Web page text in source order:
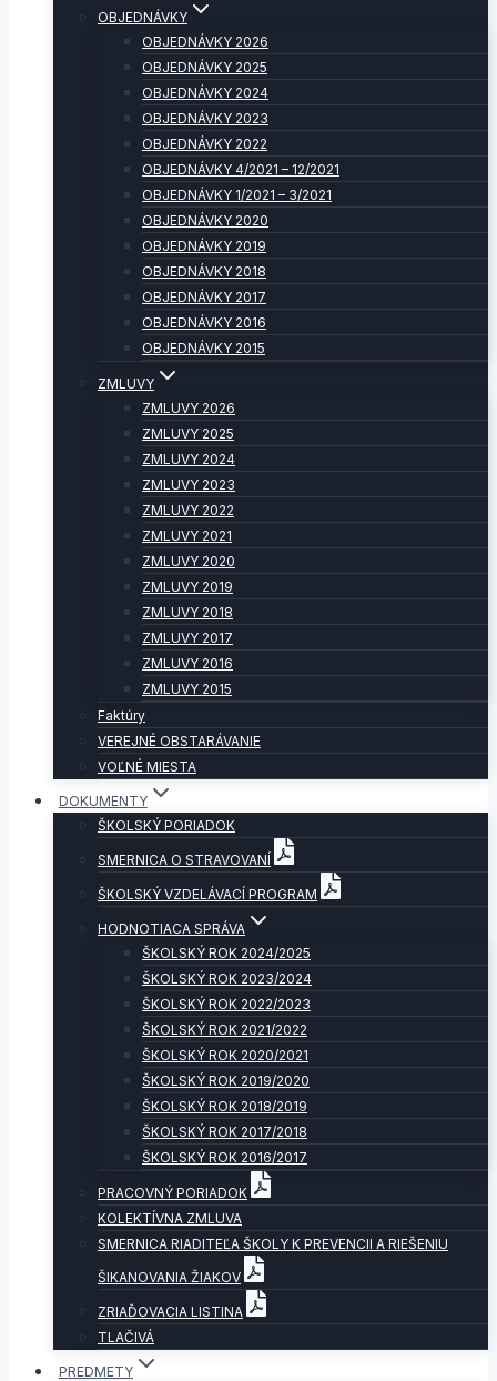
OBJEDNÁVKY
OBJEDNÁVKY 2026
OBJEDNÁVKY 2025
OBJEDNÁVKY 2024
OBJEDNÁVKY 2023
OBJEDNÁVKY 2022
OBJEDNÁVKY 4/2021 – 12/2021
OBJEDNÁVKY 1/2021 – 3/2021
OBJEDNÁVKY 2020
OBJEDNÁVKY 2019
OBJEDNÁVKY 2018
OBJEDNÁVKY 2017
OBJEDNÁVKY 2016
OBJEDNÁVKY 2015
ZMLUVY
ZMLUVY 2026
ZMLUVY 2025
ZMLUVY 2024
ZMLUVY 2023
ZMLUVY 2022
ZMLUVY 2021
ZMLUVY 2020
ZMLUVY 2019
ZMLUVY 2018
ZMLUVY 2017
ZMLUVY 2016
ZMLUVY 2015
Faktúry
VEREJNÉ OBSTARÁVANIE
VOĽNÉ MIESTA
DOKUMENTY
ŠKOLSKÝ PORIADOK
SMERNICA O STRAVOVANÍ
ŠKOLSKÝ VZDELÁVACÍ PROGRAM
HODNOTIACA SPRÁVA
ŠKOLSKÝ ROK 2024/2025
ŠKOLSKÝ ROK 2023/2024
ŠKOLSKÝ ROK 2022/2023
ŠKOLSKÝ ROK 2021/2022
ŠKOLSKÝ ROK 2020/2021
ŠKOLSKÝ ROK 2019/2020
ŠKOLSKÝ ROK 2018/2019
ŠKOLSKÝ ROK 2017/2018
ŠKOLSKÝ ROK 2016/2017
PRACOVNÝ PORIADOK
KOLEKTÍVNA ZMLUVA
SMERNICA RIADITEĽA ŠKOLY K PREVENCII A RIEŠENIU
ŠIKANOVANIA ŽIAKOV
ZRIAĎOVACIA LISTINA
TLAČIVÁ
PREDMETY